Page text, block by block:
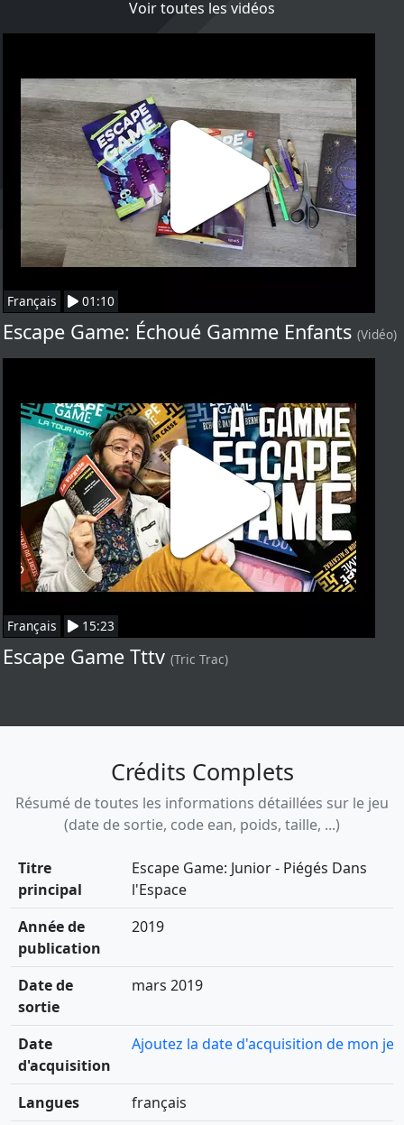
Voir toutes les vidéos
Français 01:10
Escape Game: Échoué Gamme Enfants (Vidéo)
Français 15:23
Escape Game Tttv (Tric Trac)
Crédits Complets
Résumé de toutes les informations détaillées sur le jeu
(date de sortie, code ean, poids, taille, ...)
Titre
principal
Escape Game: Junior - Piégés Dans
l'Espace
Année de
publication
2019
Date de
sortie
mars 2019
Date
d'acquisition
Ajoutez la date d'acquisition de mon jeu
Langues
français